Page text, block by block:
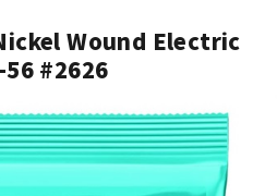
ウクレレ
Wound Electric
#2626